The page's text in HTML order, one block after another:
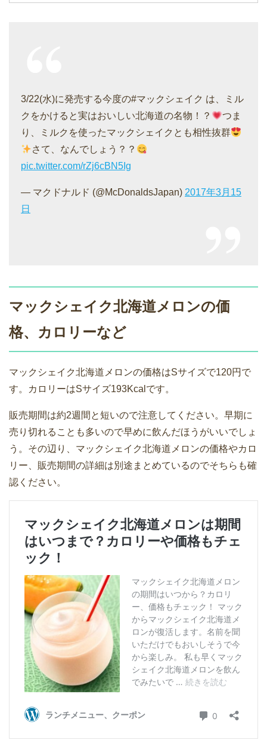
3/22(水)に発売する今度の#マックシェイク は、ミル
クをかけると実はおいしい北海道の名物！？
つま
り、ミルクを使ったマックシェイクとも相性抜群
さて、なんでしょう？？
pic.twitter.com/rZj6cBN5Ig
— マクドナルド (@McDonaldsJapan) 2017年3月15
日
マックシェイク北海道メロンの価
格、カロリーなど
マックシェイク北海道メロンの価格はSサイズで120円で
す。カロリーはSサイズ193Kcalです。
販売期間は約2週間と短いので注意してください。早期に
売り切れることも多いので早めに飲んだほうがいいでしょ
う。その辺り、マックシェイク北海道メロンの価格やカロ
リー、販売期間の詳細は別途まとめているのでそちらも確
認ください。